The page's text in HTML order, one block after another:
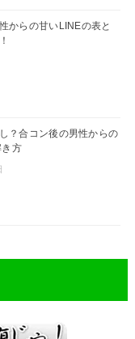
からの甘いLINEの表と
？合コン後の男性からの
方